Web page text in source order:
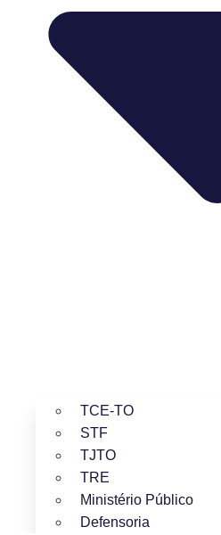
TCE-TO
STF
TJTO
TRE
Ministério Público
Defensoria